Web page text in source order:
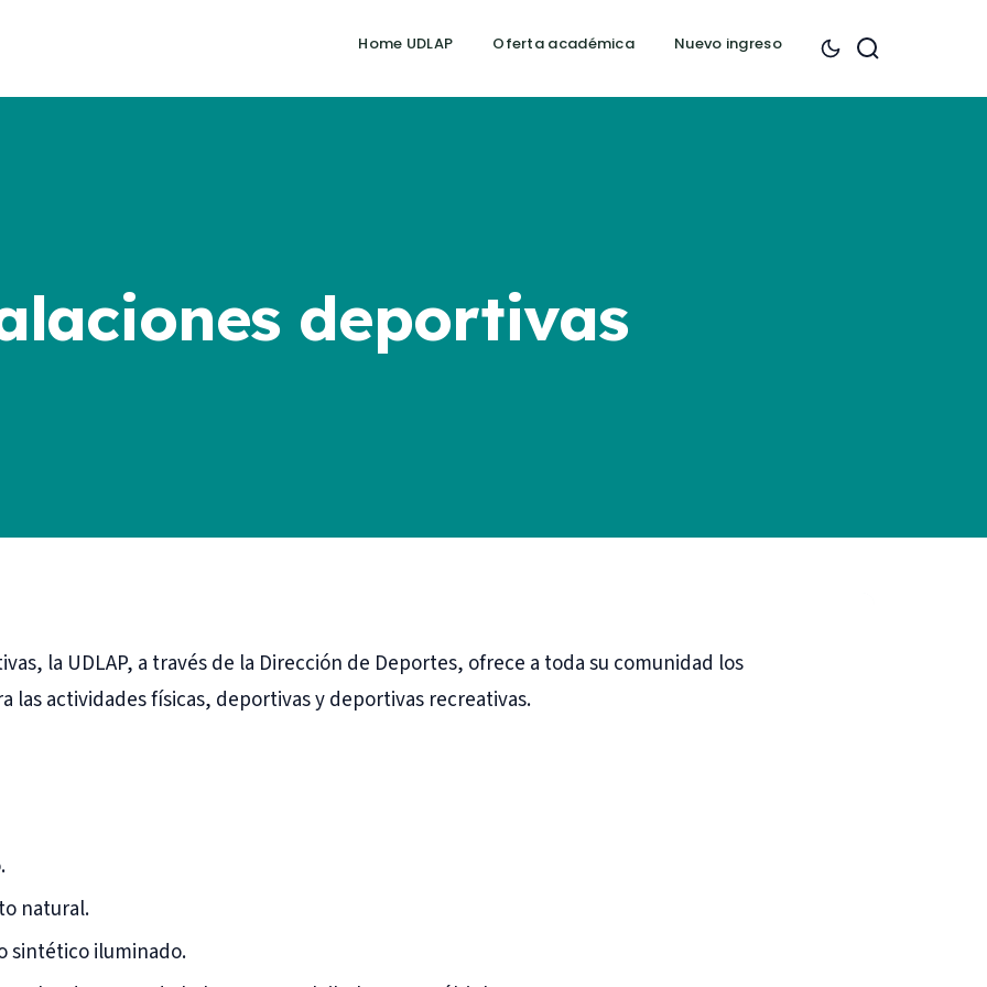
Home UDLAP Oferta académica Nuevo ingreso
deportivas
la UDLAP, a través de la Dirección de Deportes, ofrece a toda su comunidad los
las actividades físicas, deportivas y deportivas recreativas.
natural.
sintético iluminado.